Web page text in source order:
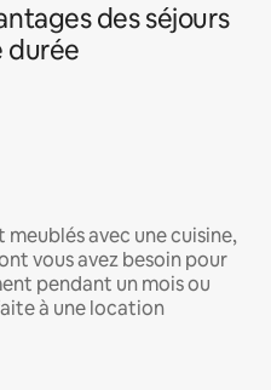
des séjours
durée
avec une cuisine,
vous avez besoin pour
pendant un mois ou
à une location